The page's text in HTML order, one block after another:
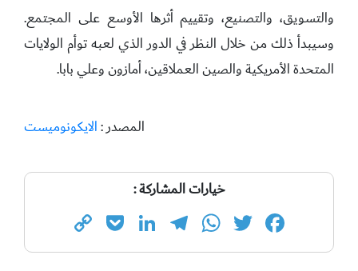
والتسويق، والتصنيع، وتقييم أثرها الأوسع على المجتمع.
وسيبدأ ذلك من خلال النظر في الدور الذي لعبه توأم الولايات
المتحدة الأمريكية والصين العملاقين، أمازون وعلي بابا.
المصدر :الايكونوميست
خيارات المشاركة :
Facebook
Twitter
WhatsApp
Telegram
LinkedIn
Pocket
Link